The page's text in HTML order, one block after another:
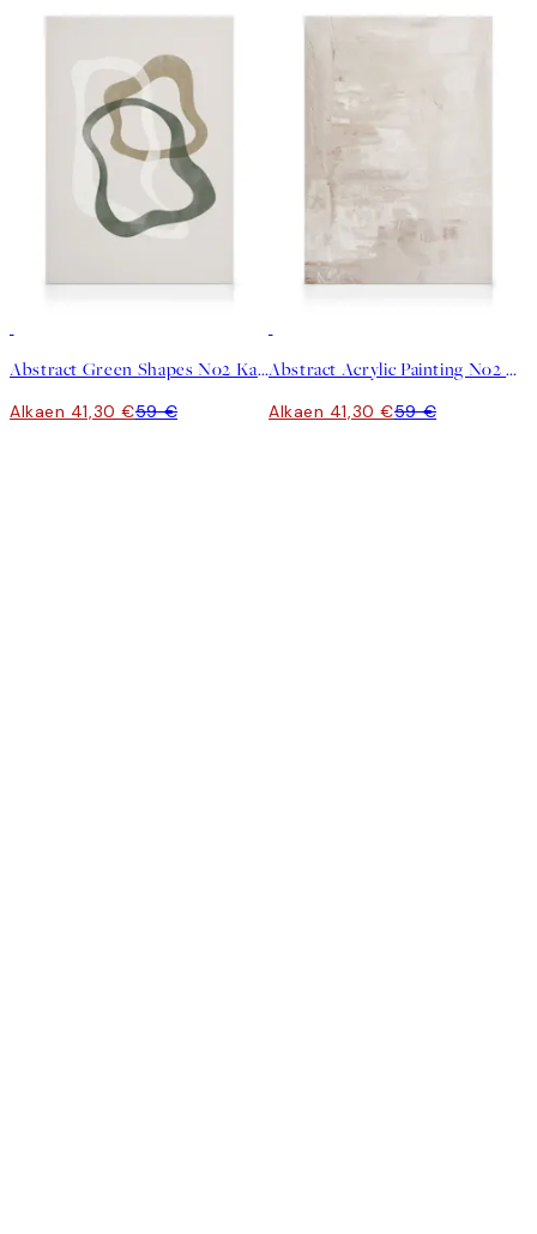
Abstract Green Shapes No2 Kanvaasi
Alkaen 41,30 €59 €
Abstract Acrylic Painting No2 Kanvaasi
Alkaen 41,30 €59 €